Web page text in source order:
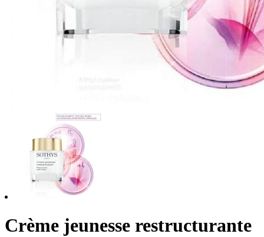
Crème jeunesse restructurante